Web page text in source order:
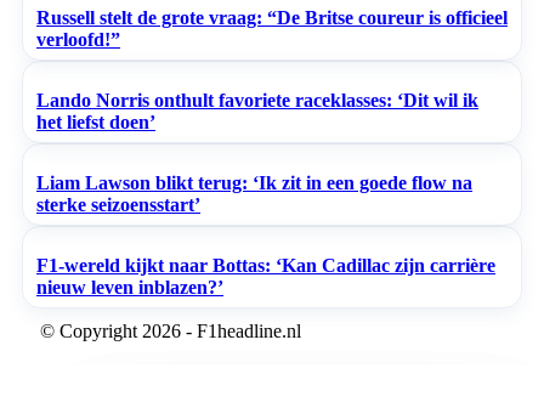
Russell stelt de grote vraag: “De Britse coureur is officieel
verloofd!”
Lando Norris onthult favoriete raceklasses: ‘Dit wil ik
het liefst doen’
Liam Lawson blikt terug: ‘Ik zit in een goede flow na
sterke seizoensstart’
F1-wereld kijkt naar Bottas: ‘Kan Cadillac zijn carrière
nieuw leven inblazen?’
© Copyright 2026 - F1headline.nl